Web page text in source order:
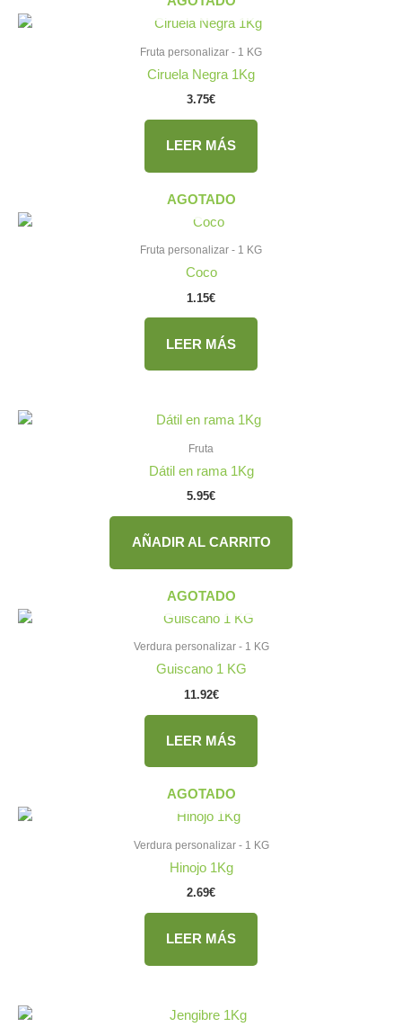
Fruta personalizar - 1 KG
Ciruela Negra 1Kg
3.75€
LEER MÁS
AGOTADO
Fruta personalizar - 1 KG
Coco
1.15€
LEER MÁS
Fruta
Dátil en rama 1Kg
5.95€
AÑADIR AL CARRITO
AGOTADO
Verdura personalizar - 1 KG
Guiscano 1 KG
11.92€
LEER MÁS
AGOTADO
Verdura personalizar - 1 KG
Hinojo 1Kg
2.69€
LEER MÁS